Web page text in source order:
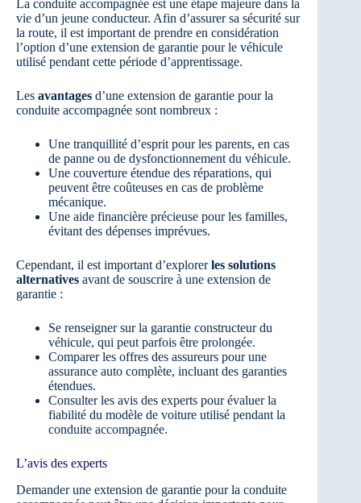
La conduite accompagnée est une étape majeure dans la
vie d’un jeune conducteur. Afin d’assurer sa sécurité sur
la route, il est important de prendre en considération
l’option d’une extension de garantie pour le véhicule
utilisé pendant cette période d’apprentissage.
Les avantages d’une extension de garantie pour la
conduite accompagnée sont nombreux :
Une tranquillité d’esprit pour les parents, en cas
de panne ou de dysfonctionnement du véhicule.
Une couverture étendue des réparations, qui
peuvent être coûteuses en cas de problème
mécanique.
Une aide financière précieuse pour les familles,
évitant des dépenses imprévues.
Cependant, il est important d’explorerles solutions
alternatives avant de souscrire à une extension de
garantie :
Se renseigner sur la garantie constructeur du
véhicule, qui peut parfois être prolongée.
Comparer les offres des assureurs pour une
assurance auto complète, incluant des garanties
étendues.
Consulter les avis des experts pour évaluer la
fiabilité du modèle de voiture utilisé pendant la
conduite accompagnée.
L’avis des experts
Demander une extension de garantie pour la conduite